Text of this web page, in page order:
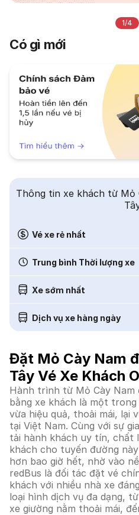
1/4
Có gì mới
Thông tin xe khách từ Mỏ
Vé xe rẻ nhất
Trung bình Thời lượng xe
Xe sớm nhất
Dịch vụ xe hàng ngày
Đặt Mỏ Cày Nam
Tây Vé Xe Khách
Hành trình từ Mỏ Cày Nam
bằng xe khách là một
vừa hiệu quả, thoải mái, lại
tại Việt Nam. Cùng với sự
tải hành khách uy tín, chất
khách cho tuyến đường
hơn bao giờ hết, nhờ vào
redBus là đối tác đặt vé
khách với nhiều nhà xe
loại hình dịch vụ đa dạng,
xe giường nằm thoải mái,